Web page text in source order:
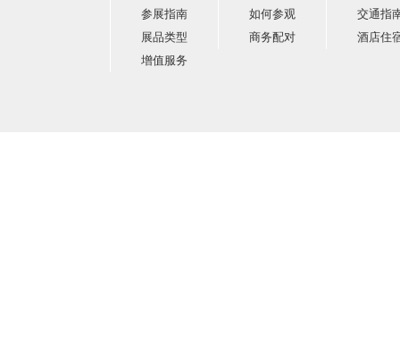
参展指南
展品类型
增值服务
如何参观
商务配对
交通指
酒店住